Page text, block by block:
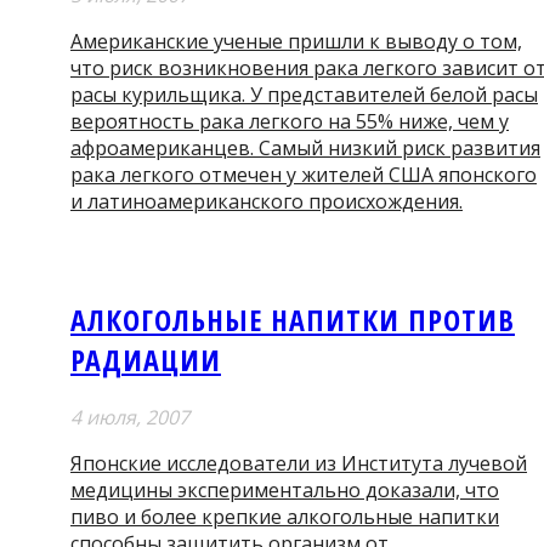
Американские ученые пришли к выводу о том,
что риск возникновения рака легкого зависит
расы курильщика. У представителей белой расы
вероятность рака легкого на 55% ниже, чем у
афроамериканцев. Самый низкий риск развития
рака легкого отмечен у жителей США японского
и латиноамериканского происхождения.
АЛКОГОЛЬНЫЕ НАПИТКИ ПРОТИВ
РАДИАЦИИ
4 июля, 2007
Японские исследователи из Института лучевой
медицины экспериментально доказали, что
пиво и более крепкие алкогольные напитки